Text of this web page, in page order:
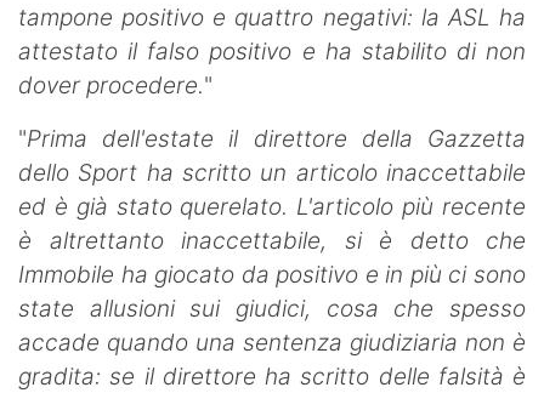
tampone positivo e quattro negativi: la ASL ha
attestato il falso positivo e ha stabilito di non
dover procedere."
"Prima dell'estate il direttore della Gazzetta
dello Sport ha scritto un articolo inaccettabile
ed è già stato querelato. L'articolo più recente
è altrettanto inaccettabile, si è detto che
Immobile ha giocato da positivo e in più ci sono
state allusioni sui giudici, cosa che spesso
accade quando una sentenza giudiziaria non è
gradita: se il direttore ha scritto delle falsità è